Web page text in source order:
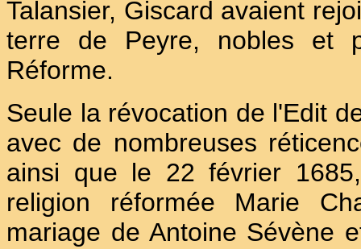
Talansier, Giscard avaient
terre de Peyre, nobles et
Réforme.
Seule la révocation de l'Edit
avec de nombreuses
ainsi que le 22 février
religion réformée Marie
mariage de Antoine Sévène